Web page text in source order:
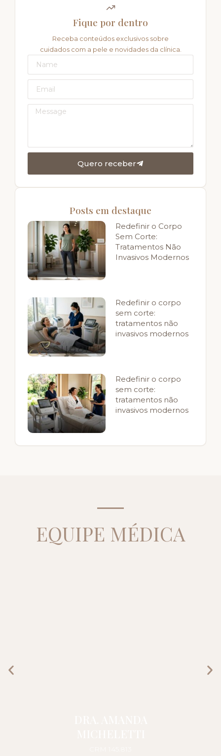
Fique por dentro
Receba conteúdos exclusivos sobre
cuidados com a pele e novidades da clínica.
Quero receber
Posts em destaque
Redefinir o Corpo
Sem Corte:
Tratamentos Não
Invasivos Modernos
Redefinir o corpo
sem corte:
tratamentos não
invasivos modernos
Redefinir o corpo
sem corte:
tratamentos não
invasivos modernos
EQUIPE MÉDICA